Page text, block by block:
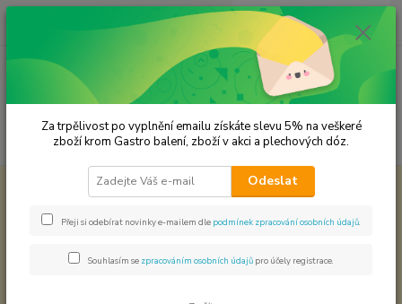
Menu
Hledat
ks
za 0,00 Kč
Premium koření Kmín celý
Kmín celý
Za trpělivost po vyplnění emailu získáte slevu 5% na veškeré
zboží krom Gastro balení, zboží v akci a plechových dóz.
Odeslat
Přeji si odebírat novinky e-mailem dle podmínek zpracování osobních údajů
Souhlasím se zpracováním osobních údajů pro účely registrace.